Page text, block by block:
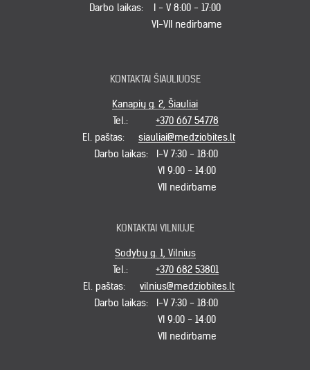
Darbo laikas:
I - V 8:00 - 17:00
VI-VII nedirbame
KONTAKTAI ŠIAULIUOSE
Kanapių g. 2, Šiauliai
Tel.:
+370 667 54778
El. paštas:
siauliai@medziobites.lt
Darbo laikas:
I-V 7:30 - 18:00
VI 9:00 - 14:00
VII nedirbame
KONTAKTAI VILNIUJE
Sodybų g. 1, Vilnius
Tel.:
+370 682 53801
El. paštas:
vilnius@medziobites.lt
Darbo laikas:
I-V 7:30 - 18:00
VI 9:00 - 14:00
VII nedirbame